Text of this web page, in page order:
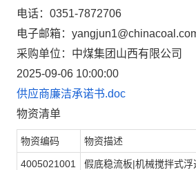
电话：0351-7872706
电子邮箱：
采购单位：中煤集团山西有限公司
2025-09-06 10:00:00
供应商廉洁承诺书.doc
物资清单
物资编码 物资描述
4005021001
假底稳流板|机械搅拌式